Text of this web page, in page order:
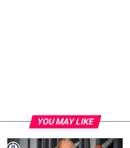
YOU MAY LIKE